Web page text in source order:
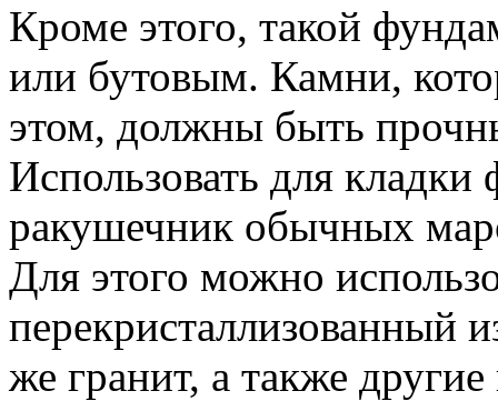
Кроме этого, такой
или бутовым. Камни,
этом, должны быть
Использовать для кладки
ракушечник обычных
Для этого можно
перекристаллизованный
же гранит, а также